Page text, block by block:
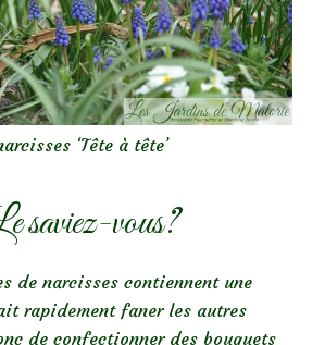
‘Tête à tête’
saviez-vous?
de narcisses contiennent une
rapidement faner les autres
de confectionner des bouquets